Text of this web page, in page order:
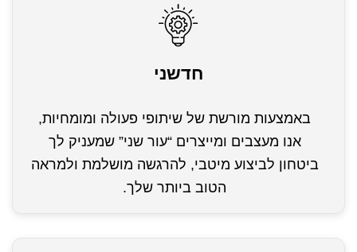
חדשני
באמצעות מורשת של שיתופי פעולה ומומחיות,
אנו מעצבים ומייצרים “עור שני” שמעניק לך
ביטחון לביצוע מיטבי, להרגשה מושלמת ולמראה
הטוב ביותר שלך.